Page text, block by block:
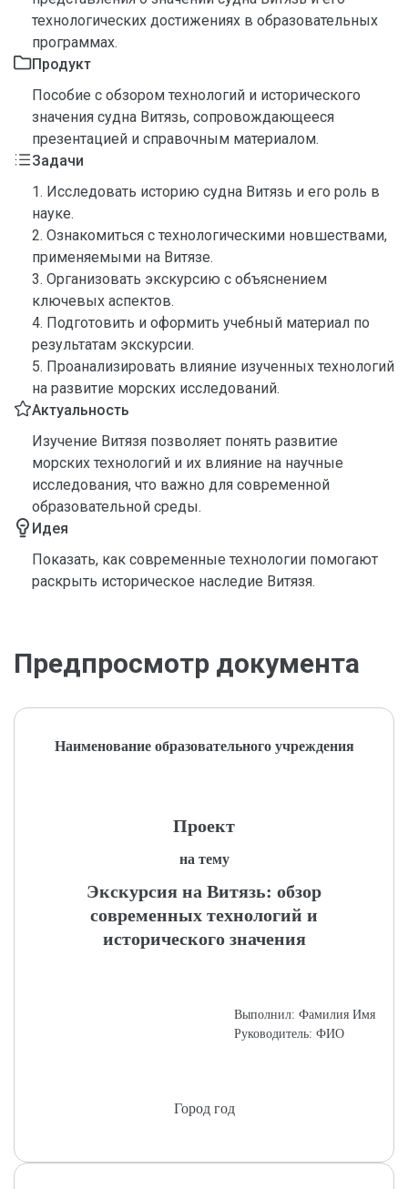
технологических достижениях в образовательных
программах.
Продукт
Пособие с обзором технологий и исторического
значения судна Витязь, сопровождающееся
презентацией и справочным материалом.
Задачи
1. Исследовать историю судна Витязь и его роль в
науке.
2. Ознакомиться с технологическими новшествами,
применяемыми на Витязе.
3. Организовать экскурсию с объяснением
ключевых аспектов.
4. Подготовить и оформить учебный материал по
результатам экскурсии.
5. Проанализировать влияние изученных технологий
на развитие морских исследований.
Актуальность
Изучение Витязя позволяет понять развитие
морских технологий и их влияние на научные
исследования, что важно для современной
образовательной среды.
Идея
Показать, как современные технологии помогают
раскрыть историческое наследие Витязя.
Предпросмотр документа
Наименование образовательного учреждения
Проект
на тему
Экскурсия на Витязь: обзор
современных технологий и
исторического значения
Выполнил: Фамилия Имя
Руководитель: ФИО
Город год